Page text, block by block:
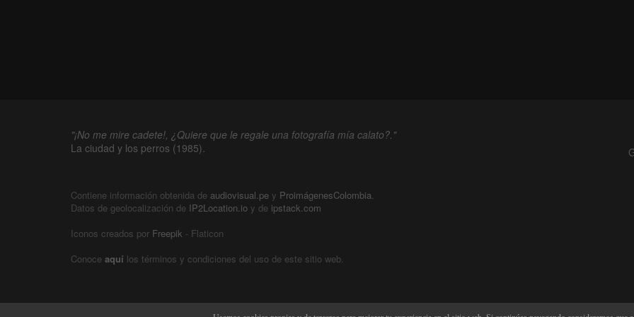
"¡No me mire cadete!, ¿Quiere que le regale una fotografía mía calato?."
La ciudad y los perros (1985).
Contiene información obtenida de audiovisual.pe y ProimágenesColombia.
Datos de geolocalización de IP2Location.io y de ipstack.com
Iconos creados por Freepik - Flaticon
Conoce aquí los términos y condiciones del uso de este sitio web.